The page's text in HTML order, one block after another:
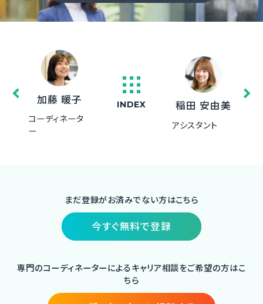
加藤 暖子
コーディネータ
ー
INDEX 稲田 安由美
アシスタント
まだ登録がお済みでない方はこちら
今すぐ無料で登録
専門のコーディネーターによるキャリア相談をご希望の方はこ
ちら